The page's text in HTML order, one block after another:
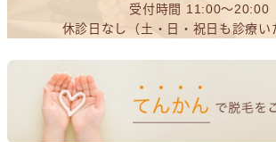
受付時間 11:00～20:00
休診日なし（土・日・祝日も診療い